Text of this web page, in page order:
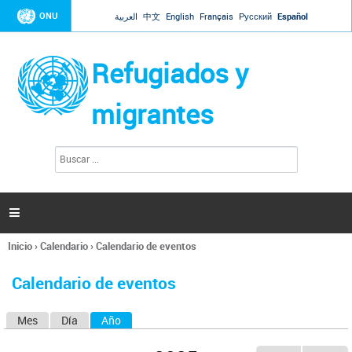
Jump to navigation
ONU العربية 中文 English Français Русский Español
Refugiados y
migrantes
l
s

Se
usted
Inicio›Calendario›Calendario de eventos
Calendario de eventos
Mes Día Año